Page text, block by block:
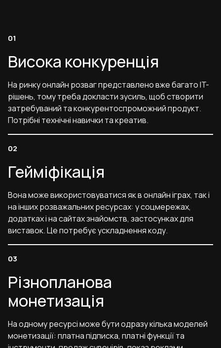
Висока конкуренція
На ринку онлайн розваг представлено вже багато IT-
рішень, тому треба докласти зусиль, щоб створити
затребуваний та конкурентоспроможний продукт.
Потрібні технічні навички та креатив.
Гейміфікація
Вона може використовуватися як в онлайн іграх, так і
на інших розважальних ресурсах: у соцмережах,
додатках і на сайтах знайомств, застосунках для
виставок. Це потребує ускладнення коду.
Різнопланова
монетизація
На одному ресурсі може бути одразу кілька моделей
монетизації: платна підписка, платні функції та